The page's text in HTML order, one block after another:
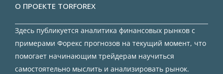
О ПРОЕКТЕ TORFOREX
Здесь публикуется аналитика финансовых рынков с
примерами Форекс прогнозов на текущий момент, что
помогает начинающим трейдерам научиться
самостоятельно мыслить и анализировать рынок.